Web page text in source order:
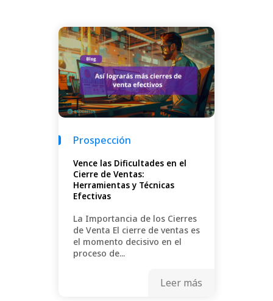
Prospección
Vence las Dificultades en el
Cierre de Ventas:
Herramientas y Técnicas
Efectivas
La Importancia de los Cierres
de Venta El cierre de ventas es
el momento decisivo en el
proceso de...
Leer más